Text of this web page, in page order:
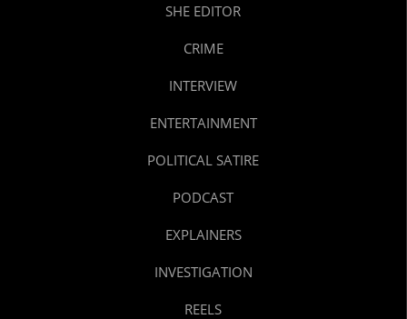
SHE EDITOR
CRIME
INTERVIEW
ENTERTAINMENT
POLITICAL SATIRE
PODCAST
EXPLAINERS
INVESTIGATION
REELS